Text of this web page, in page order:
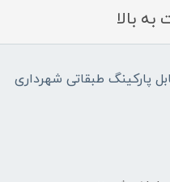
بالا
پارکینگ طبقاتی شهرداری